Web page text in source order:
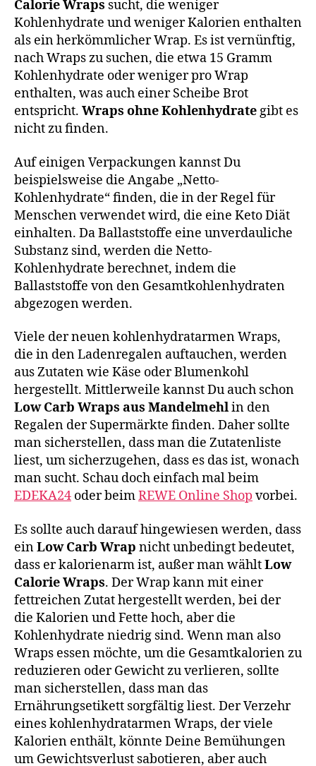
Calorie Wraps sucht, die weniger
Kohlenhydrate und weniger Kalorien enthalten
als ein herkömmlicher Wrap. Es ist vernünftig,
nach Wraps zu suchen, die etwa 15 Gramm
Kohlenhydrate oder weniger pro Wrap
enthalten, was auch einer Scheibe Brot
entspricht. Wraps ohne Kohlenhydrategibt es
nicht zu finden.
Auf einigen Verpackungen kannst Du
beispielsweise die Angabe „Netto-
Kohlenhydrate“ finden, die in der Regel für
Menschen verwendet wird, die eine Keto Diät
einhalten. Da Ballaststoffe eine unverdauliche
Substanz sind, werden die Netto-
Kohlenhydrate berechnet, indem die
Ballaststoffe von den Gesamtkohlenhydraten
abgezogen werden.
Viele der neuen kohlenhydratarmen Wraps,
die in den Ladenregalen auftauchen, werden
aus Zutaten wie Käse oder Blumenkohl
hergestellt. Mittlerweile kannst Du auch schon
Low Carb Wraps aus Mandelmehlin den
Regalen der Supermärkte finden. Daher sollte
man sicherstellen, dass man die Zutatenliste
liest, um sicherzugehen, dass es das ist, wonach
man sucht. Schau doch einfach mal beim
EDEKA24 oder beimREWE Online Shop vorbei.
Es sollte auch darauf hingewiesen werden, dass
einLow Carb Wrap nicht unbedingt bedeutet,
dass er kalorienarm ist, außer man wähltLow
Calorie Wraps. Der Wrap kann mit einer
fettreichen Zutat hergestellt werden, bei der
die Kalorien und Fette hoch, aber die
Kohlenhydrate niedrig sind. Wenn man also
Wraps essen möchte, um die Gesamtkalorien zu
reduzieren oder Gewicht zu verlieren, sollte
man sicherstellen, dass man das
Ernährungsetikett sorgfältig liest. Der Verzehr
eines kohlenhydratarmen Wraps, der viele
Kalorien enthält, könnte Deine Bemühungen
um Gewichtsverlust sabotieren, aber auch